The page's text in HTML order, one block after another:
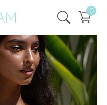
0
,Топи SALE Топ Жизель Мерехтливий Какао